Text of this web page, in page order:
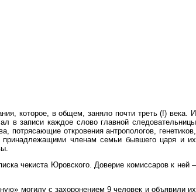
которое, в общем, заняло почти треть (!) века. И
в записи каждое слово главной следовательницы
откровения антропологов, генетиков,
членам семьи бывшего царя и их
чекиста Юровского. Доверие комиссаров к ней –
могилу с захоронением 9 человек и объявили их